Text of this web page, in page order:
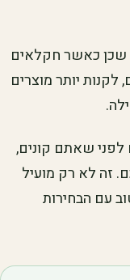
שכן כאשר חקלאים
לקנות יותר מוצרים
לפני שאתם קונים,
זה לא רק מועיל
עם הבחירות